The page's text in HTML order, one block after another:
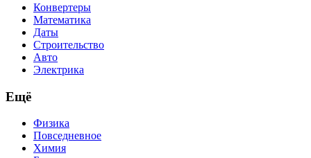
Конвертеры
Математика
Даты
Строительство
Авто
Электрика
Ещё
Физика
Повседневное
Химия